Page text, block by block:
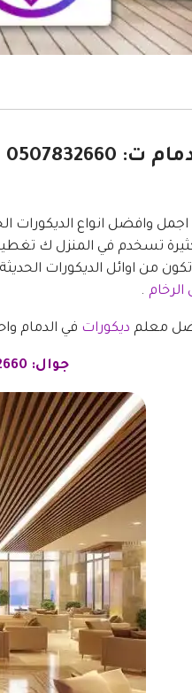
وافضل انواع الديكورات
تسخدم في المنزل ك
من اوائل الديكورات
الرخام .
معلم ديكورات في الدمام
جوال: